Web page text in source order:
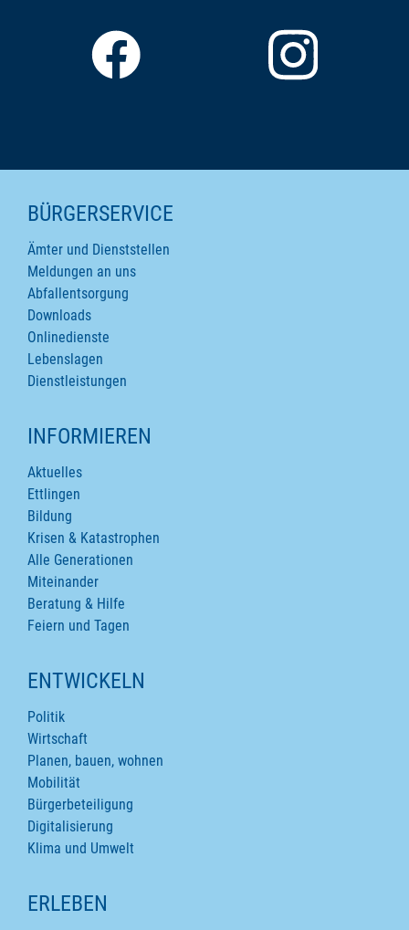
SEITENINHALTE
BÜRGERSERVICE
Ämter und Dienststellen
Meldungen an uns
Abfallentsorgung
Downloads
Onlinedienste
Lebenslagen
Dienstleistungen
INFORMIEREN
Aktuelles
Ettlingen
Bildung
Krisen & Katastrophen
Alle Generationen
Miteinander
Beratung & Hilfe
Feiern und Tagen
ENTWICKELN
Politik
Wirtschaft
Planen, bauen, wohnen
Mobilität
Bürgerbeteiligung
Digitalisierung
Klima und Umwelt
ERLEBEN